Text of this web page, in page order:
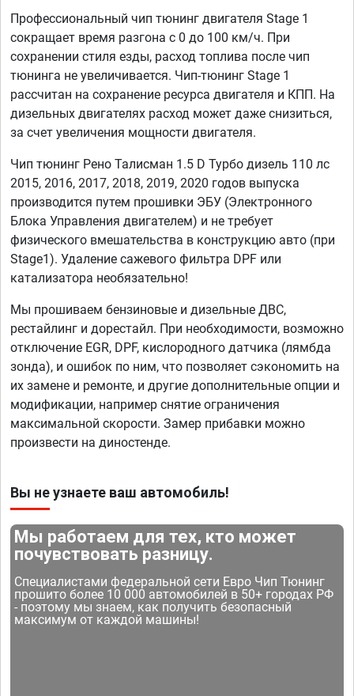
Профессиональный чип тюнинг двигателя Stage 1
сокращает время разгона с 0 до 100 км/ч. При
сохранении стиля езды, расход топлива после чип
тюнинга не увеличивается. Чип-тюнинг Stage 1
рассчитан на сохранение ресурса двигателя и КПП. На
дизельных двигателях расход может даже снизиться,
за счет увеличения мощности двигателя.
Чип тюнинг Рено Талисман 1.5 D Турбо дизель 110 лс
2015, 2016, 2017, 2018, 2019, 2020 годов выпуска
производится путем прошивки ЭБУ (Электронного
Блока Управления двигателем) и не требует
физического вмешательства в конструкцию авто (при
Stage1). Удаление сажевого фильтра DPF или
катализатора необязательно!
Мы прошиваем бензиновые и дизельные ДВС,
рестайлинг и дорестайл. При необходимости, возможно
отключение EGR, DPF, кислородного датчика (лямбда
зонда), и ошибок по ним, что позволяет сэкономить на
их замене и ремонте, и другие дополнительные опции и
модификации, например снятие ограничения
максимальной скорости. Замер прибавки можно
произвести на диностенде.
Вы не узнаете ваш автомобиль!
Мы работаем для тех, кто может
почувствовать разницу.
Специалистами федеральной сети Евро Чип Тюнинг
прошито более 10 000 автомобилей в 50+ городах РФ
- поэтому мы знаем, как получить безопасный
максимум от каждой машины!